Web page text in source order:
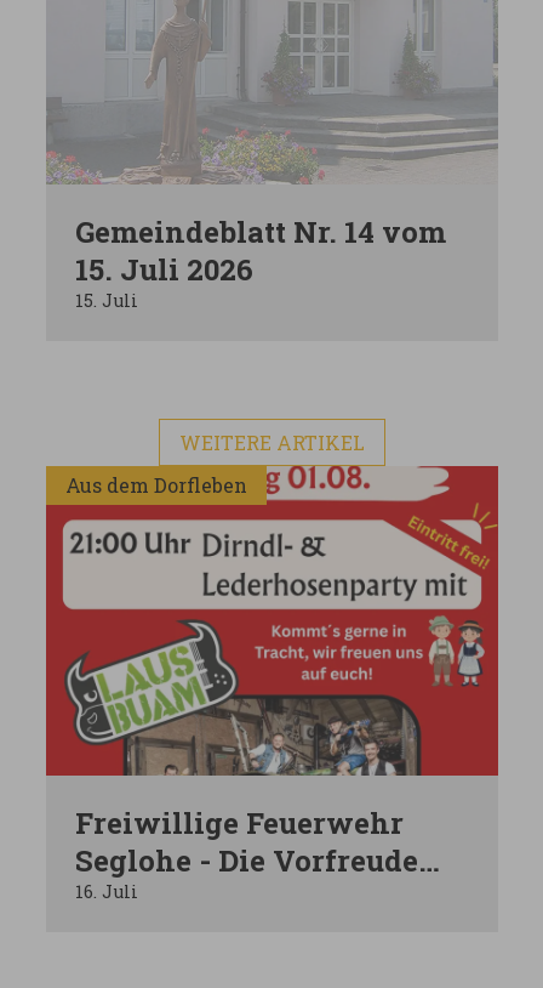
Gemeindeblatt Nr. 14 vom
15. Juli 2026
15. Juli
WEITERE ARTIKEL
Aus dem Dorfleben
Freiwillige Feuerwehr
Seglohe - Die Vorfreude
steigt! Nur noch wenige
16. Juli